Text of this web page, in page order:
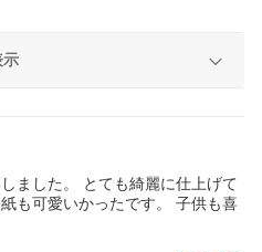
示
ました。 とても綺麗に仕上げて
も可愛いかったです。 子供も喜